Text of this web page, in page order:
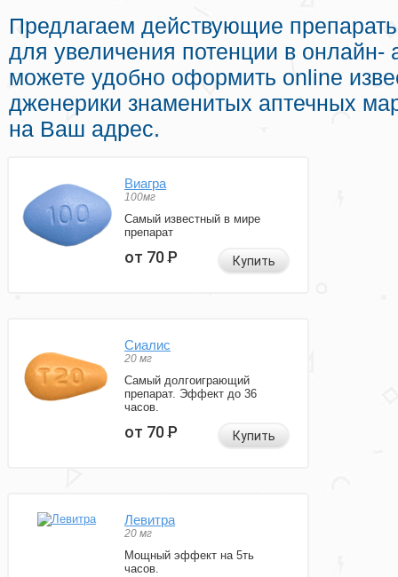
Предлагаем действующие
для увеличения потенции в онлайн-
можете удобно оформить online
дженерики знаменитых аптечных
на Ваш адрес.
Виагра
100мг
Самый известный в мире
препарат
от 70Р Купить
Сиалис
20 мг
Самый долгоиграющий
препарат. Эффект до 36
часов.
от 70Р Купить
Левитра
20 мг
Мощный эффект на 5ть
часов.